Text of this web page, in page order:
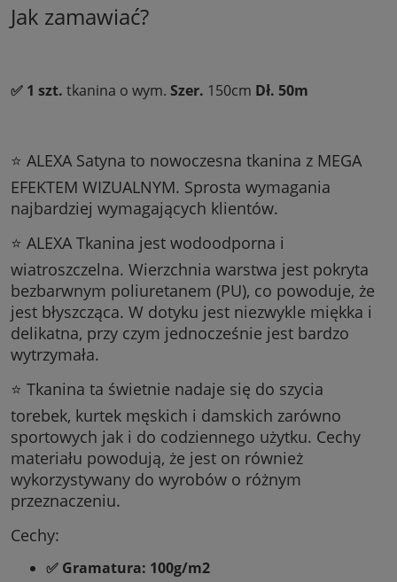
Jak zamawiać?
✅ 1 szt. tkanina o wym. Szer. 150cm Dł. 50m
⭐ ALEXA Satyna to nowoczesna tkanina z MEGA
EFEKTEM WIZUALNYM. Sprosta wymagania
najbardziej wymagających klientów.
⭐ ALEXA Tkanina jest wodoodporna i
wiatroszczelna. Wierzchnia warstwa jest pokryta
bezbarwnym poliuretanem (PU), co powoduje, że
jest błyszcząca. W dotyku jest niezwykle miękka i
delikatna, przy czym jednocześnie jest bardzo
wytrzymała.
⭐ Tkanina ta świetnie nadaje się do szycia
torebek, kurtek męskich i damskich zarówno
sportowych jak i do codziennego użytku. Cechy
materiału powodują, że jest on również
wykorzystywany do wyrobów o różnym
przeznaczeniu.
Cechy:
✅ Gramatura: 100g/m2